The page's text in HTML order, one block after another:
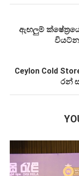
ඇඟලුම්
Ceylon Cold
රන්